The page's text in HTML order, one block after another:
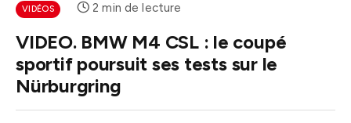
VIDÉOS 2 min de lecture
VIDEO. BMW M4 CSL : le coupé
sportif poursuit ses tests sur le
Nürburgring